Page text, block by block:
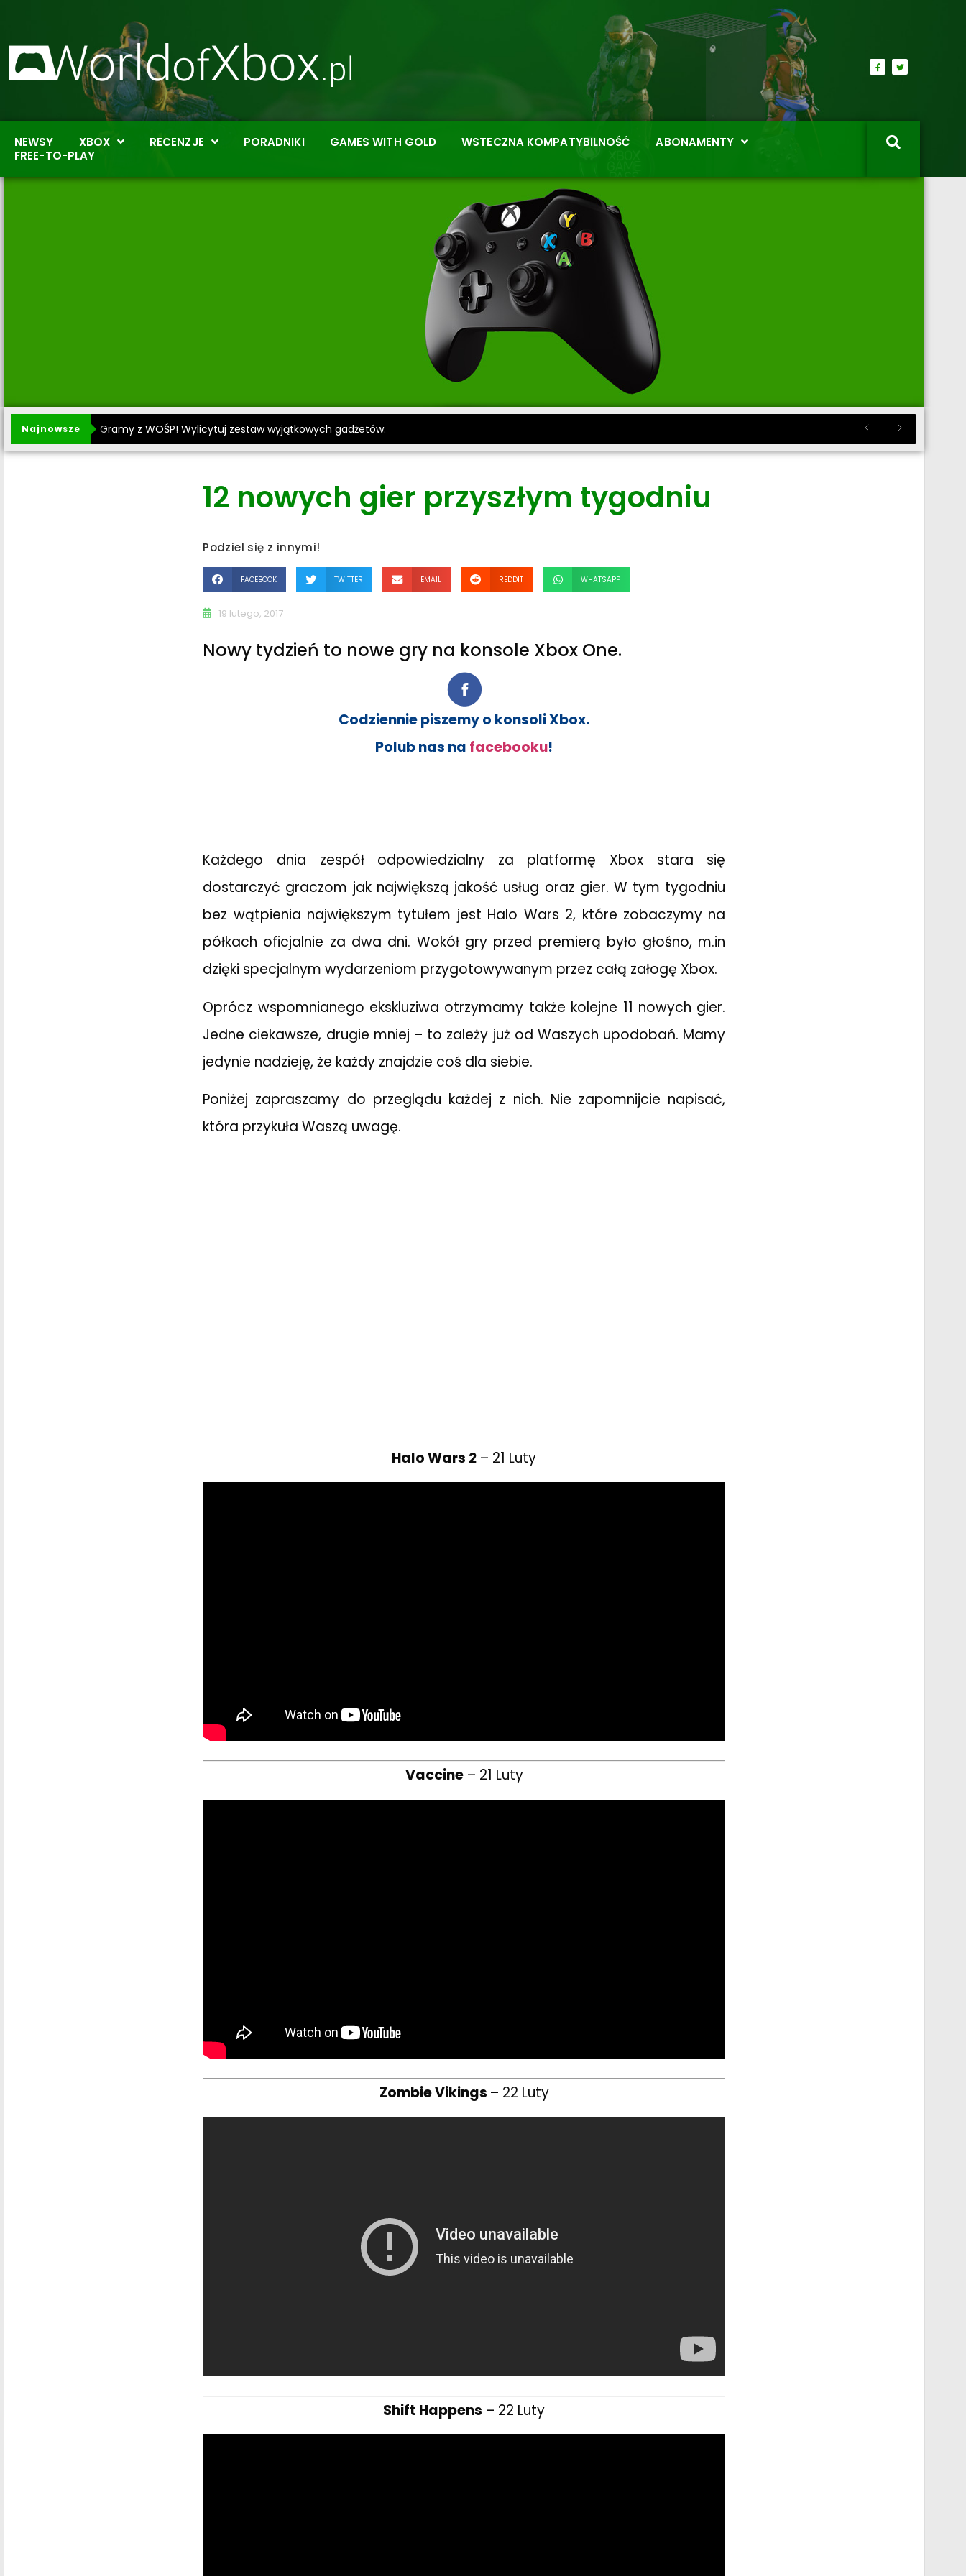
NEWSY XBOX RECENZJE PORADNIKI GAMES WITH GOLD WSTECZNA KOMPATYBILNOŚĆ
ABONAMENTY
FREE-TO-PLAY
Najnowsze Gramy z WOŚP! Wylicytuj zestaw wyjątkowych gadżetów.
12 nowych gier przyszłym tygodniu
Podziel się z innymi!
FACEBOOK TWITTER EMAIL REDDIT WHATSAPP
19 lutego, 2017
Nowy tydzień to nowe gry na konsole Xbox One.
Codziennie piszemy o konsoli Xbox.
Polub nas na facebooku!
Każdego dnia zespół odpowiedzialny za platformę Xbox stara się
dostarczyć graczom jak największą jakość usług oraz gier. W tym tygodniu
bez wątpienia największym tytułem jest Halo Wars 2, które zobaczymy na
półkach oficjalnie za dwa dni. Wokół gry przed premierą było głośno, m.in
dzięki specjalnym wydarzeniom przygotowywanym przez całą załogę Xbox.
Oprócz wspomnianego ekskluziwa otrzymamy także kolejne 11 nowych gier.
Jedne ciekawsze, drugie mniej – to zależy już od Waszych upodobań. Mamy
jedynie nadzieję, że każdy znajdzie coś dla siebie.
Poniżej zapraszamy do przeglądu każdej z nich. Nie zapomnijcie napisać,
która przykuła Waszą uwagę.
Halo Wars 2 – 21 Luty
Vaccine– 21 Luty
Zombie Vikings – 22 Luty
Shift Happens – 22 Luty